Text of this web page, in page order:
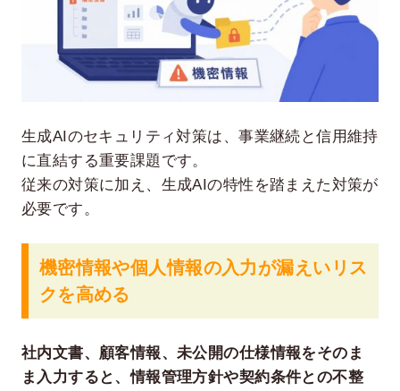
生成AIのセキュリティ対策は、事業継続と信用維持
に直結する重要課題です。
従来の対策に加え、生成AIの特性を踏まえた対策が
必要です。
機密情報や個人情報の入力が漏えいリス
クを高める
社内文書、顧客情報、未公開の仕様情報をそのま
ま入力すると、情報管理方針や契約条件との不整